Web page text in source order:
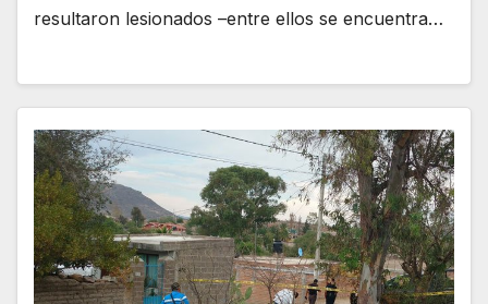
resultaron lesionados –entre ellos se encuentra…